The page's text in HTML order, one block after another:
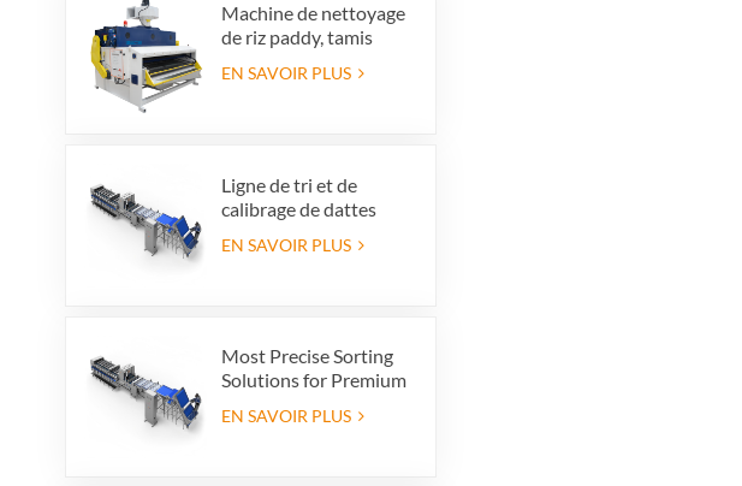
Machine de nettoyage
de riz paddy, tamis
nettoyeur vibrant
EN SAVOIR PLUS
Ligne de tri et de
calibrage de dattes
augmentez la valeur de
EN SAVOIR PLUS
Most Precise Sorting
Solutions for Premium
Grader powered by
EN SAVOIR PLUS